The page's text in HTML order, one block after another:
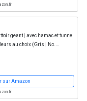
geant | avec hamac et tunnel
au choix (Gris | No.
sur Amazon